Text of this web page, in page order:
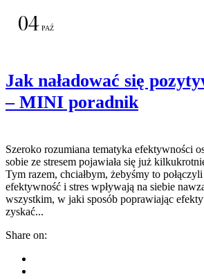
04 PAŹ
Jak naładować się
– MINI poradnik
Szeroko rozumiana tematyka efektywności
sobie ze stresem pojawiała się już
Tym razem, chciałbym, żebyśmy to
efektywność i stres wpływają na siebie
wszystkim, w jaki sposób poprawiając
zyskać...
Share on: